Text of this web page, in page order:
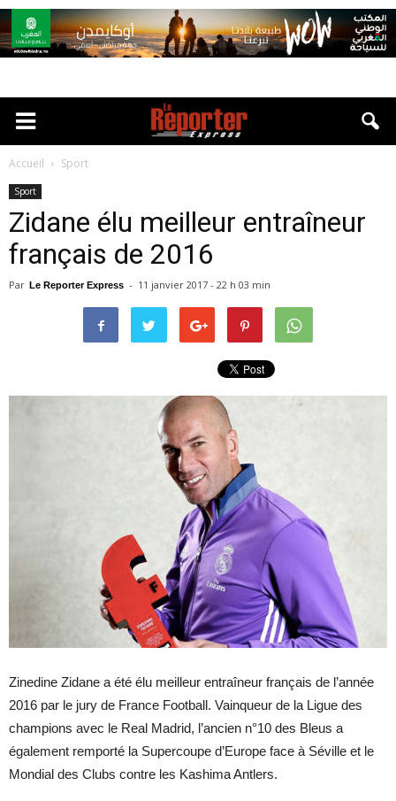
Accueil Sport
Sport
Zidane élu meilleur entraîneur
français de 2016
Par Le Reporter Express - 11 janvier 2017 - 22 h 03 min
Zinedine Zidane a été élu meilleur entraîneur français de l’année
2016 par le jury de France Football. Vainqueur de la Ligue des
champions avec le Real Madrid, l’ancien n°10 des Bleus a
également remporté la Supercoupe d’Europe face à Séville et le
Mondial des Clubs contre les Kashima Antlers.